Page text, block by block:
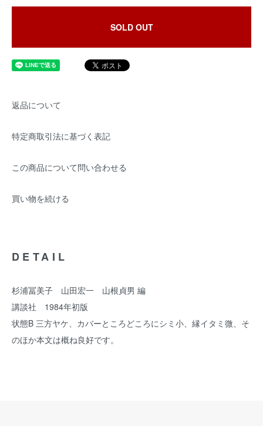
SOLD OUT
返品について
特定商取引法に基づく表記
この商品について問い合わせる
買い物を続ける
DETAIL
杉浦冨美子 山田宏一 山根貞男 編
講談社 1984年初版
状態B 三方ヤケ、カバーところどころにシミ小、縁イタミ微、そ
のほか本文は概ね良好です。